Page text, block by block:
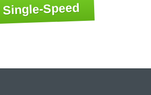
Single-Speed